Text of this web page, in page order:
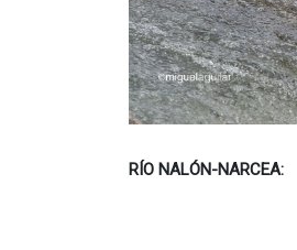
RÍO NALÓN-
TOTAL